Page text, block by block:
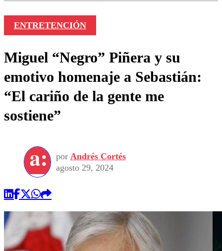
ENTRETENCIÓN
Miguel “Negro” Piñera y su
emotivo homenaje a Sebastián:
“El cariño de la gente me
sostiene”
por Andrés Cortés
agosto 29, 2024